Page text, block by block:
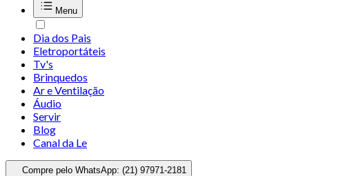
Menu
Dia dos Pais
Eletroportáteis
Tv's
Brinquedos
Ar e Ventilação
Áudio
Servir
Blog
Canal da Le
Compre pelo WhatsApp: (21) 97971-2181